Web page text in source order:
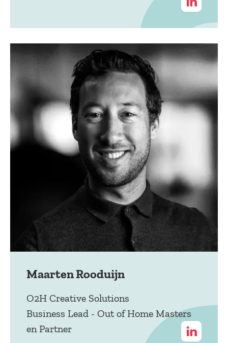
Maarten Rooduijn
O2H Creative Solutions
Business Lead - Out of Home Masters
en Partner